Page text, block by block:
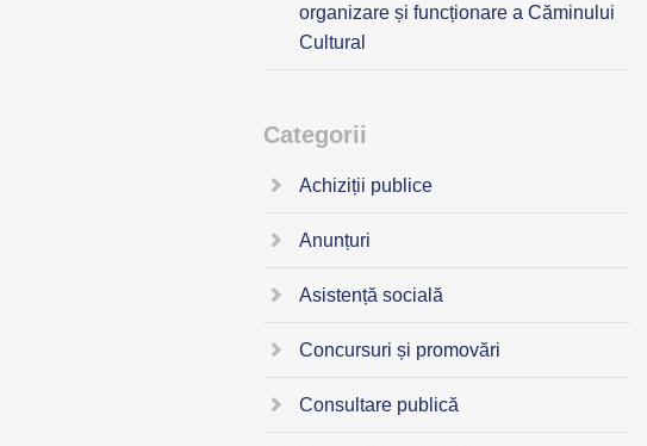
organizare și funcționare a Căminului
Cultural
Categorii
Achiziții publice
Anunțuri
Asistență socială
Concursuri și promovări
Consultare publică